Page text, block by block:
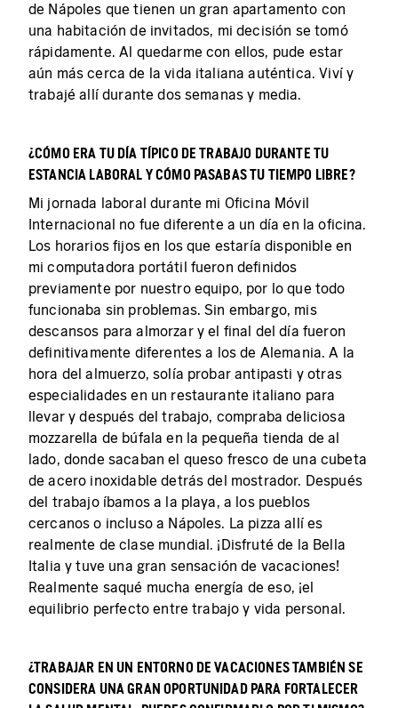
de Nápoles que tienen un gran apartamento con
una habitación de invitados, mi decisión se tomó
rápidamente. Al quedarme con ellos, pude estar
aún más cerca de la vida italiana auténtica. Viví y
trabajé allí durante dos semanas y media.
¿CÓMO ERA TU DÍA TÍPICO DE TRABAJO DURANTE TU
ESTANCIA LABORAL Y CÓMO PASABAS TU TIEMPO LIBRE?
Mi jornada laboral durante mi Oficina Móvil
Internacional no fue diferente a un día en la oficina.
Los horarios fijos en los que estaría disponible en
mi computadora portátil fueron definidos
previamente por nuestro equipo, por lo que todo
funcionaba sin problemas. Sin embargo, mis
descansos para almorzar y el final del día fueron
definitivamente diferentes a los de Alemania. A la
hora del almuerzo, solía probar antipasti y otras
especialidades en un restaurante italiano para
llevar y después del trabajo, compraba deliciosa
mozzarella de búfala en la pequeña tienda de al
lado, donde sacaban el queso fresco de una cubeta
de acero inoxidable detrás del mostrador. Después
del trabajo íbamos a la playa, a los pueblos
cercanos o incluso a Nápoles. La pizza allí es
realmente de clase mundial. ¡Disfruté de la Bella
Italia y tuve una gran sensación de vacaciones!
Realmente saqué mucha energía de eso, ¡el
equilibrio perfecto entre trabajo y vida personal.
¿TRABAJAR EN UN ENTORNO DE VACACIONES TAMBIÉN SE
CONSIDERA UNA GRAN OPORTUNIDAD PARA FORTALECER